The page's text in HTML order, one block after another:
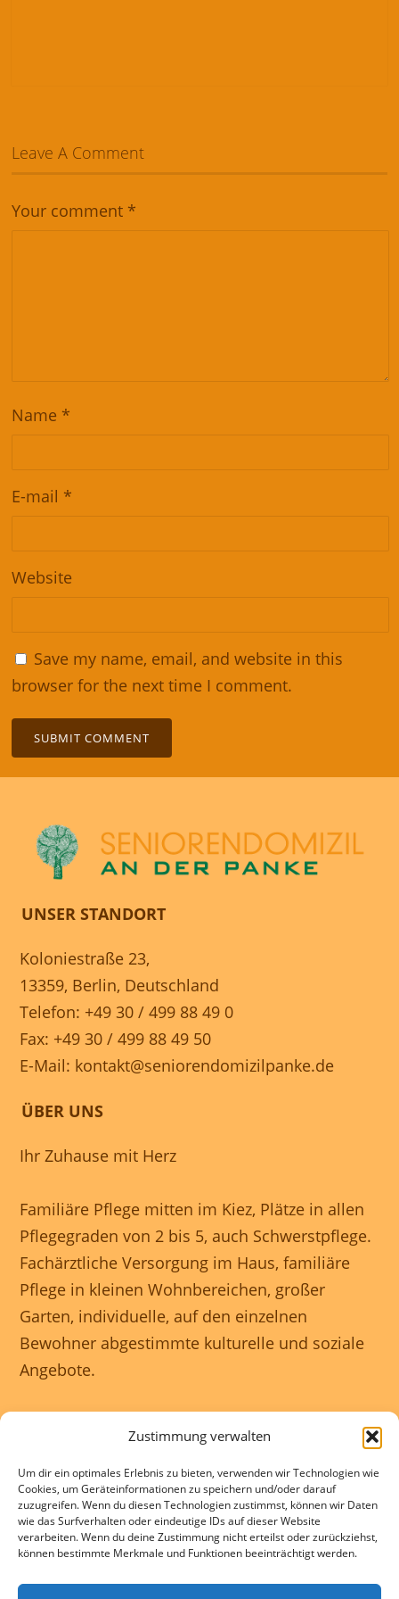
Zustimmung verwalten
Um dir ein optimales Erlebnis zu bieten, verwenden wir Technologien wie
Cookies, um Geräteinformationen zu speichern und/oder darauf
zuzugreifen. Wenn du diesen Technologien zustimmst, können wir Daten
wie das Surfverhalten oder eindeutige IDs auf dieser Website
verarbeiten. Wenn du deine Zustimmung nicht erteilst oder zurückziehst,
können bestimmte Merkmale und Funktionen beeinträchtigt werden.
Leave A Comment
Your comment *
Name *
E-mail *
Website
Save my name, email, and website in this
browser for the next time I comment.
UNSER STANDORT
Koloniestraße 23,
13359, Berlin, Deutschland
Telefon: +49 30 / 499 88 49 0
Fax: +49 30 / 499 88 49 50
E-Mail: kontakt@seniorendomizilpanke.de
ÜBER UNS
Ihr Zuhause mit Herz
Familiäre Pflege mitten im Kiez, Plätze in allen
Pflegegraden von 2 bis 5, auch Schwerstpflege.
Fachärztliche Versorgung im Haus, familiäre
Pflege in kleinen Wohnbereichen, großer
Garten, individuelle, auf den einzelnen
Bewohner abgestimmte kulturelle und soziale
Angebote.
gewährleisten eine 24 Stunden rundum
Betreuung.
Kontakte und Beratung individuell und
kostenlos.